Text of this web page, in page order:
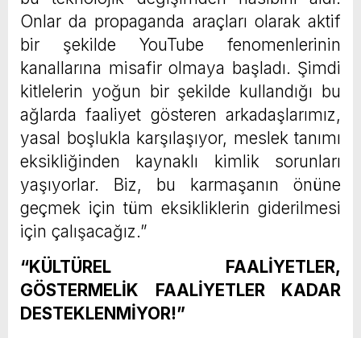
Onlar da propaganda araçları olarak aktif
bir şekilde YouTube fenomenlerinin
kanallarına misafir olmaya başladı. Şimdi
kitlelerin yoğun bir şekilde kullandığı bu
ağlarda faaliyet gösteren arkadaşlarımız,
yasal boşlukla karşılaşıyor, meslek tanımı
eksikliğinden kaynaklı kimlik sorunları
yaşıyorlar. Biz, bu karmaşanın önüne
geçmek için tüm eksikliklerin giderilmesi
için çalışacağız.”
“KÜLTÜREL FAALİYETLER,
GÖSTERMELİK FAALİYETLER KADAR
DESTEKLENMİYOR!”